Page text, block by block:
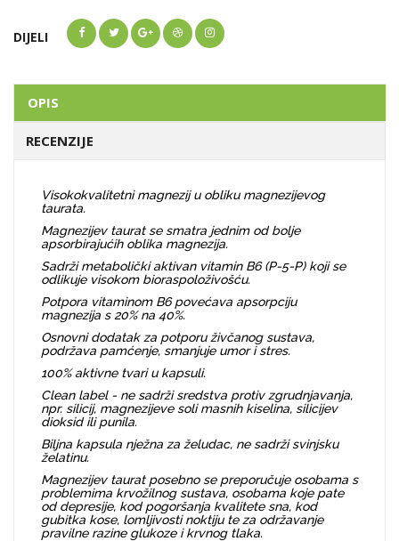
DIJELI
OPIS
RECENZIJE
Visokokvalitetni magnezij u obliku magnezijevog
taurata.
Magnezijev taurat se smatra jednim od bolje
apsorbirajućih oblika magnezija.
Sadrži metabolički aktivan vitamin B6 (P-5-P) koji se
odlikuje visokom bioraspoloživošću.
Potpora vitaminom B6 povećava apsorpciju
magnezija s 20% na 40%.
Osnovni dodatak za potporu živčanog sustava,
podržava pamćenje, smanjuje umor i stres.
100% aktivne tvari u kapsuli.
Clean label - ne sadrži sredstva protiv zgrudnjavanja,
npr. silicij, magnezijeve soli masnih kiselina, silicijev
dioksid ili punila.
Biljna kapsula nježna za želudac, ne sadrži svinjsku
želatinu.
Magnezijev taurat posebno se preporučuje osobama s
problemima krvožilnog sustava, osobama koje pate
od depresije, kod pogoršanja kvalitete sna, kod
gubitka kose, lomljivosti noktiju te za održavanje
pravilne razine glukoze i krvnog tlaka.